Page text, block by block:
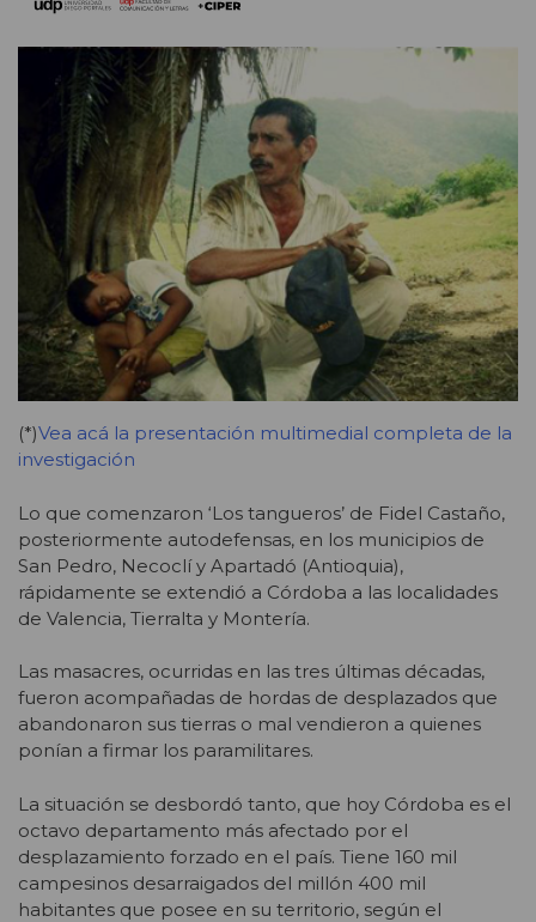
(*)Vea acá la presentación multimedial completa de la
investigación
Lo que comenzaron ‘Los tangueros’ de Fidel Castaño,
posteriormente autodefensas, en los municipios de
San Pedro, Necoclí y Apartadó (Antioquia),
rápidamente se extendió a Córdoba a las localidades
de Valencia, Tierralta y Montería.
Las masacres, ocurridas en las tres últimas décadas,
fueron acompañadas de hordas de desplazados que
abandonaron sus tierras o mal vendieron a quienes
ponían a firmar los paramilitares.
La situación se desbordó tanto, que hoy Córdoba es el
octavo departamento más afectado por el
desplazamiento forzado en el país. Tiene 160 mil
campesinos desarraigados del millón 400 mil
habitantes que posee en su territorio, según el